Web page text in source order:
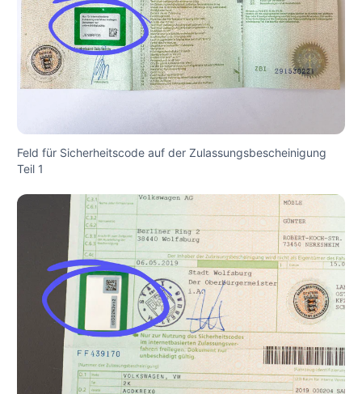
Feld für Sicherheitscode auf der Zulassungsbescheinigung
Teil 1